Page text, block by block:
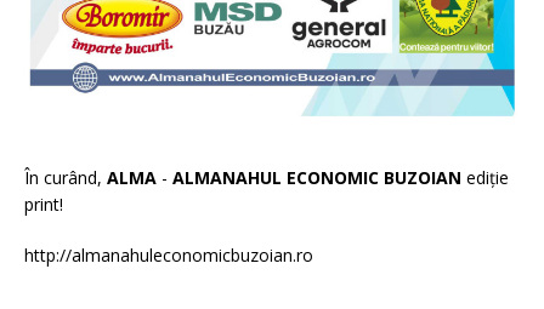
În curând, ALMA - ALMANAHUL ECONOMIC BUZOIAN ediție
print!
http://almanahuleconomicbuzoian.ro